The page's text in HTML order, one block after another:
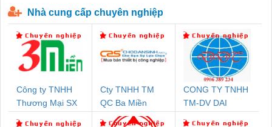
Nhà cung cấp chuyên nghiệp
Công ty TNHH
Thương Mại SX
Cty TNHH TM
QC Ba Miền
CONG TY TNHH
TM-DV DAI